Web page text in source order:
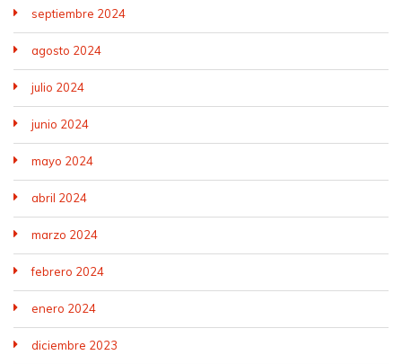
financiado
y
respaldado
por
el
Estado.
Los
sindicatos
amarillos,
constituir
peligro
para
la
burguesía,
dueños
y
CC.OO.
demuestran
cada
día
que
están
del
lado
empresa,
huelgas
a
cambio
de
un
socialismo
y
alargar
nuestra
desgracia
y
sufrimiento.
septiembre 2024
agosto 2024
julio 2024
junio 2024
mayo 2024
abril 2024
marzo 2024
febrero 2024
enero 2024
diciembre 2023